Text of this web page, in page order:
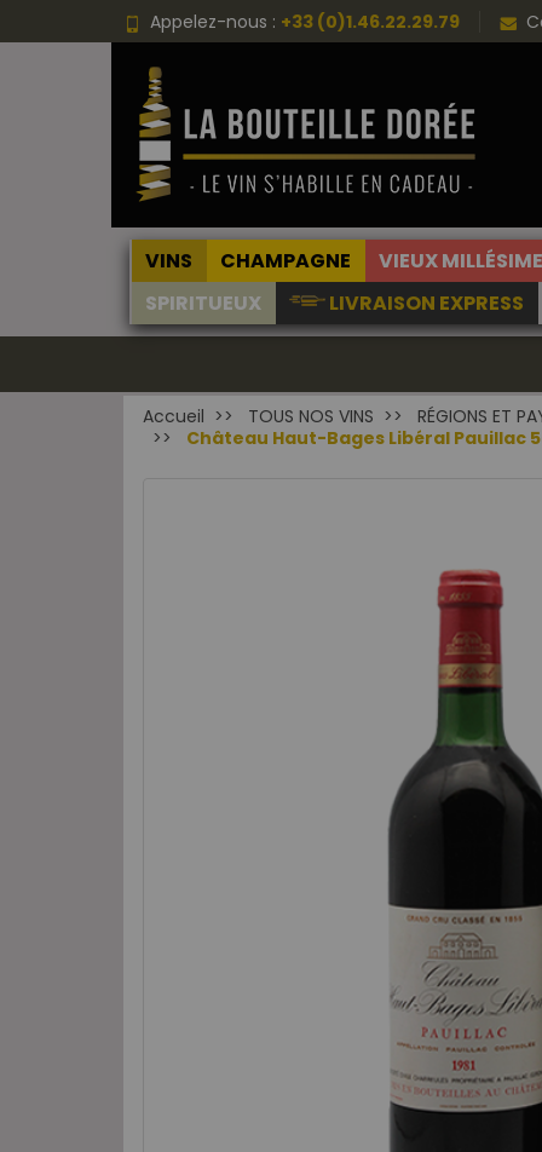
Appelez-nous : +33 (0)1.46.22.29.79
VINS CHAMPAGNE VIEUX
SPIRITUEUX
LIVRAISON EXPRESS
Accueil TOUS NOS VINS RÉGIONS ET
Château Haut-Bages Libéral Pauillac